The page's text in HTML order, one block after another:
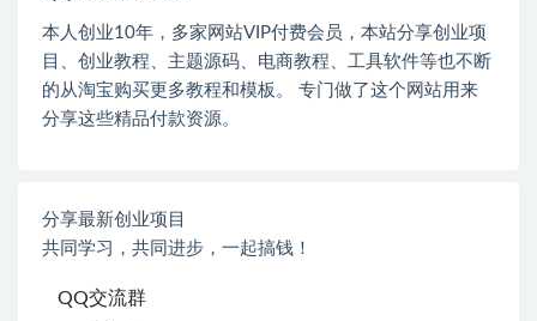
本人创业10年，多家网站VIP付费会员，本站分享创业项
目、创业教程、主题源码、电商教程、工具软件等也不断
的从淘宝购买更多教程和模板。 专门做了这个网站用来
分享这些精品付款资源。
分享最新创业项目
共同学习，共同进步，一起搞钱！
QQ交流群